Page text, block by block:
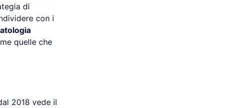
di
con i
quelle che
2018 vede il